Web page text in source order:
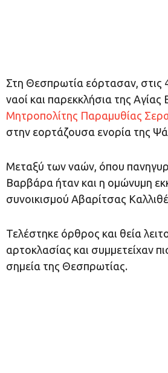
Στη Θεσπρωτία εόρτασαν, στις
ναοί και παρεκκλήσια της
Μητροπολίτης Παραμυθίας
στην εορτάζουσα ενορία της
Μεταξύ των ναών, όπου
Βαρβάρα ήταν και η ομώνυμη
συνοικισμού Αβαρίτσας
Τελέστηκε όρθρος και θεία
αρτοκλασίας και συμμετείχαν
σημεία της Θεσπρωτίας.